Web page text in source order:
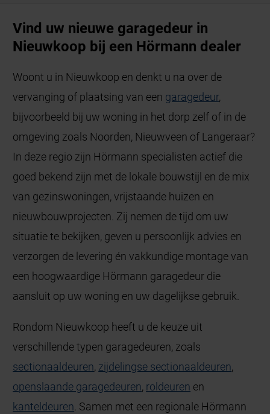
Vind uw nieuwe garagedeur in
Nieuwkoop bij een Hörmann dealer
Woont u in Nieuwkoop en denkt u na over de
vervanging of plaatsing van een garagedeur,
bijvoorbeeld bij uw woning in het dorp zelf of in de
omgeving zoals Noorden, Nieuwveen of Langeraar?
In deze regio zijn Hörmann specialisten actief die
goed bekend zijn met de lokale bouwstijl en de mix
van gezinswoningen, vrijstaande huizen en
nieuwbouwprojecten. Zij nemen de tijd om uw
situatie te bekijken, geven u persoonlijk advies en
verzorgen de levering én vakkundige montage van
een hoogwaardige Hörmann garagedeur die
aansluit op uw woning en uw dagelijkse gebruik.
Rondom Nieuwkoop heeft u de keuze uit
verschillende typen garagedeuren, zoals
sectionaaldeuren, zijdelingse sectionaaldeuren,
openslaande garagedeuren, roldeuren en
kanteldeuren . Samen met een regionale Hörmann